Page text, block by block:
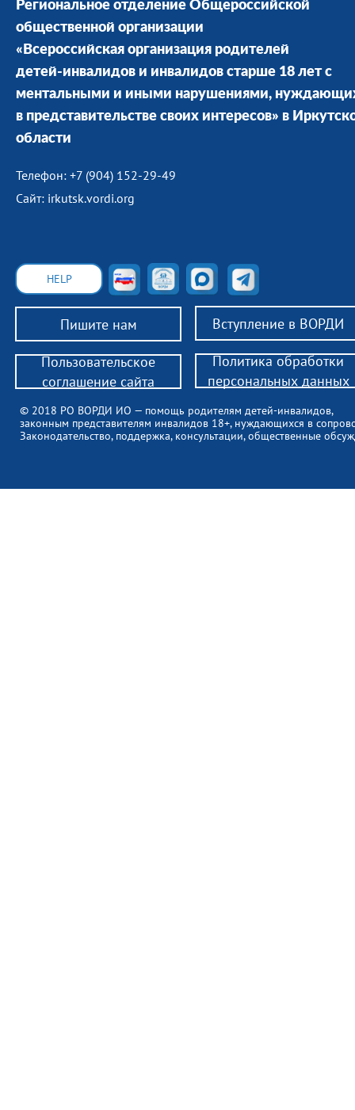
Региональное отделение Общероссийской
общественной организации
«Всероссийская организация родителей
детей-инвалидов и инвалидов старше 18 лет с
ментальными и иными нарушениями,
в представительстве своих интересов» в
области
Телефон: +7 (904) 152-29-49
Сайт: irkutsk.vordi.org
Пишите нам Вступление в ВОРДИ
© 2018 РО ВОРДИ ИО — помощь родителям детей-инвалидов,
законным представителям инвалидов 18+, нуждающихся в
Законодательство, поддержка, консультации, общественные
HELP
Пользовательское
соглашение сайта
Политика обработки
персональных данных